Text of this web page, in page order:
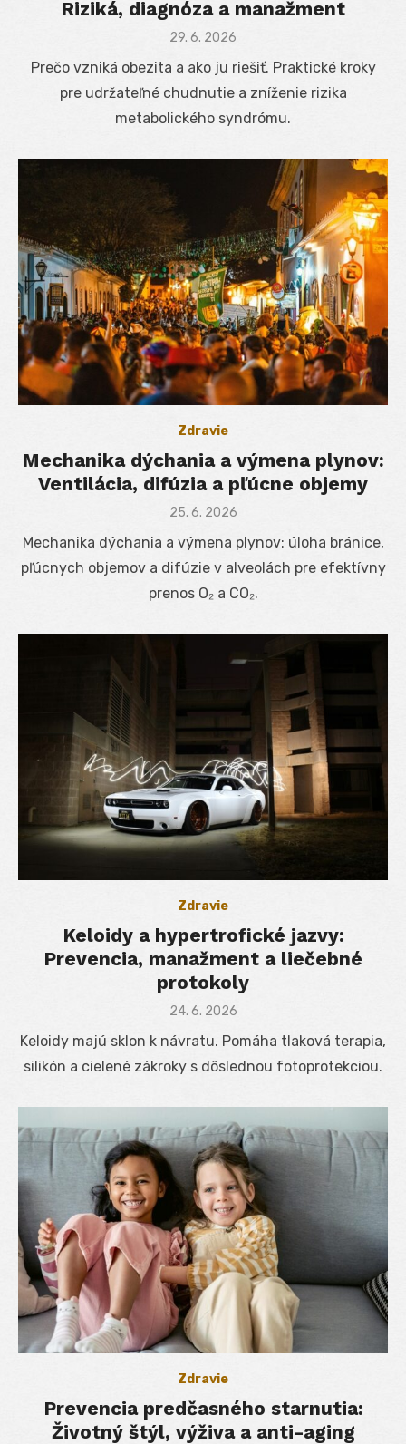
Riziká, diagnóza a manažment
Posted
29. 6. 2026
Prečo vzniká obezita a ako ju riešiť. Praktické kroky
pre udržateľné chudnutie a zníženie rizika
metabolického syndrómu.
Zdravie
Mechanika dýchania a výmena plynov:
Ventilácia, difúzia a pľúcne objemy
Posted
25. 6. 2026
Mechanika dýchania a výmena plynov: úloha bránice,
pľúcnych objemov a difúzie v alveolách pre efektívny
prenos O₂ a CO₂.
Zdravie
Keloidy a hypertrofické jazvy:
Prevencia, manažment a liečebné
protokoly
Posted
24. 6. 2026
Keloidy majú sklon k návratu. Pomáha tlaková terapia,
silikón a cielené zákroky s dôslednou fotoprotekciou.
Zdravie
Prevencia predčasného starnutia:
Životný štýl, výživa a anti-aging